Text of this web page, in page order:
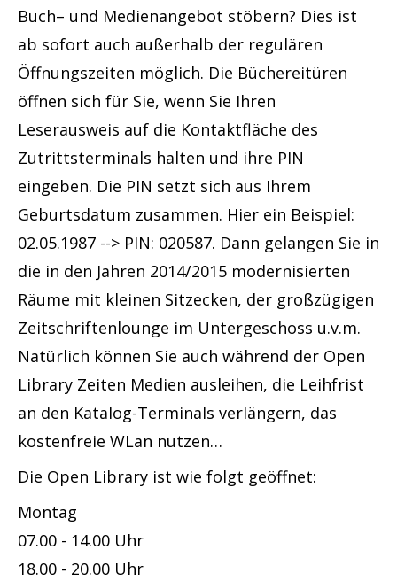
Buch– und Medienangebot stöbern? Dies ist
ab sofort auch außerhalb der regulären
Öffnungszeiten möglich. Die Büchereitüren
öffnen sich für Sie, wenn Sie Ihren
Leserausweis auf die Kontaktfläche des
Zutrittsterminals halten und ihre PIN
eingeben. Die PIN setzt sich aus Ihrem
Geburtsdatum zusammen. Hier ein Beispiel:
02.05.1987 --> PIN: 020587. Dann gelangen Sie in
die in den Jahren 2014/2015 modernisierten
Räume mit kleinen Sitzecken, der großzügigen
Zeitschriftenlounge im Untergeschoss u.v.m.
Natürlich können Sie auch während der Open
Library Zeiten Medien ausleihen, die Leihfrist
an den Katalog-Terminals verlängern, das
kostenfreie WLan nutzen…
Die Open Library ist wie folgt geöffnet:
Montag
07.00 - 14.00 Uhr
18.00 - 20.00 Uhr